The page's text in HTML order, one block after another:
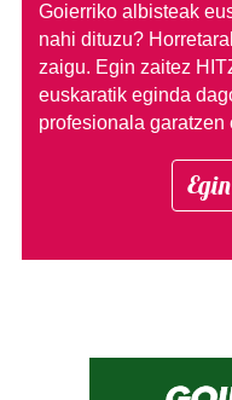
Goierriko albisteak
nahi dituzu?
zaigu. Egin zaitez
euskaratik eginda
profesionala garatzen